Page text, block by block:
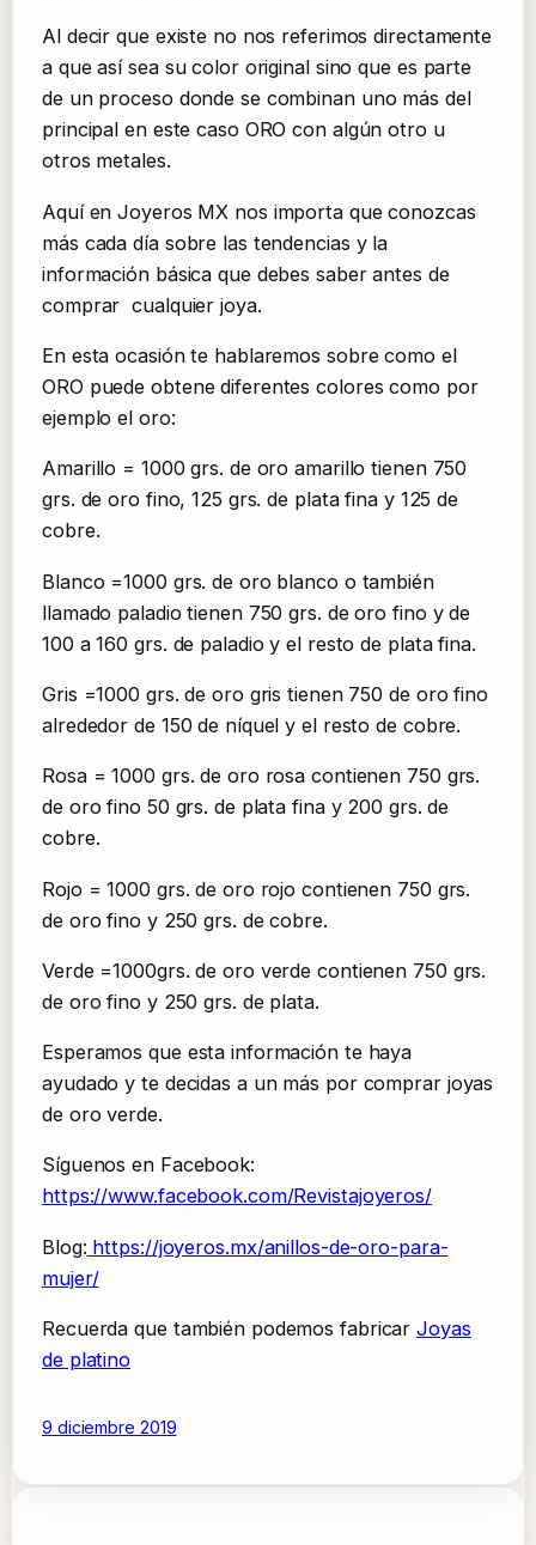
Al decir que existe no nos referimos directamente
a que así sea su color original sino que es parte
de un proceso donde se combinan uno más del
principal en este caso ORO con algún otro u
otros metales.
Aquí en Joyeros MX nos importa que conozcas
más cada día sobre las tendencias y la
información básica que debes saber antes de
comprar cualquier joya.
En esta ocasión te hablaremos sobre como el
ORO puede obtene diferentes colores como por
ejemplo el oro:
Amarillo = 1000 grs. de oro amarillo tienen 750
grs. de oro fino, 125 grs. de plata fina y 125 de
cobre.
Blanco =1000 grs. de oro blanco o también
llamado paladio tienen 750 grs. de oro fino y de
100 a 160 grs. de paladio y el resto de plata fina.
Gris =1000 grs. de oro gris tienen 750 de oro fino
alrededor de 150 de níquel y el resto de cobre.
Rosa = 1000 grs. de oro rosa contienen 750 grs.
de oro fino 50 grs. de plata fina y 200 grs. de
cobre.
Rojo = 1000 grs. de oro rojo contienen 750 grs.
de oro fino y 250 grs. de cobre.
Verde =1000grs. de oro verde contienen 750 grs.
de oro fino y 250 grs. de plata.
Esperamos que esta información te haya
ayudado y te decidas a un más por comprar joyas
de oro verde.
Síguenos en Facebook:
https://www.facebook.com/Revistajoyeros/
Blog: https://joyeros.mx/anillos-de-oro-para-
mujer/
Recuerda que también podemos fabricarJoyas
de platino
9 diciembre 2019